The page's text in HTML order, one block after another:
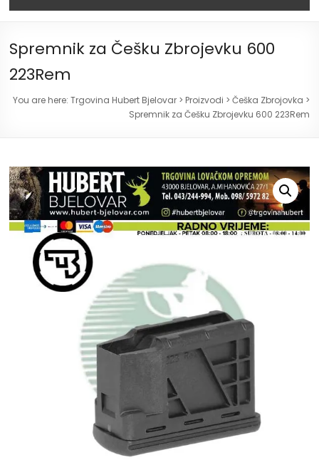
Spremnik za Češku Zbrojevku 600
223Rem
You are here: Trgovina Hubert Bjelovar> Proizvodi > Češka Zbrojovka >
Spremnik za Češku Zbrojevku 600 223Rem